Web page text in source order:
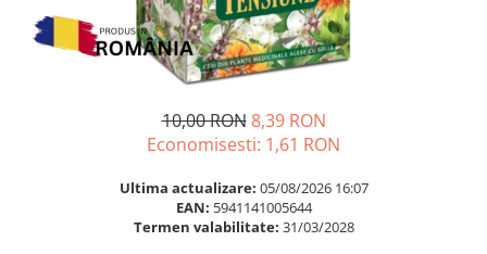
Omega 3
Slabire si control greutate
Ingrijire par
Balsam masca si tratament
Produse cu SPF Pentru Fata
10,00 RON 8,39 RON
Economisesti: 1,61 RON
Ultima actualizare: 05/08/2026 16:07
EAN: 5941141005644
Termen valabilitate: 31/03/2028